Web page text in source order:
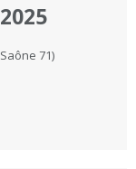
71)